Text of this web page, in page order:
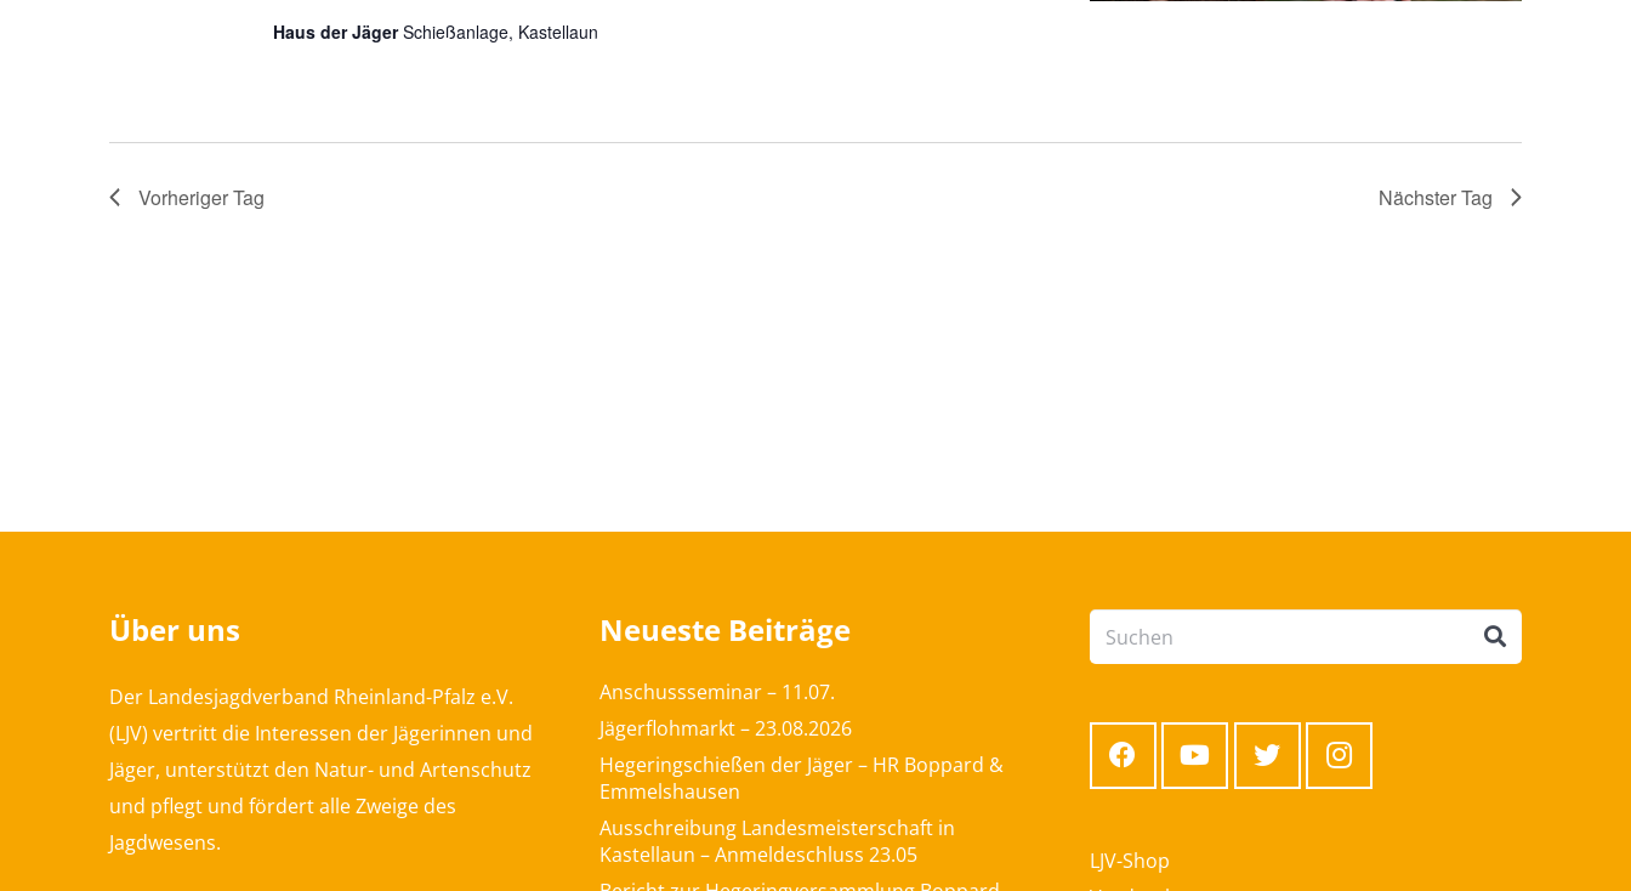
Haus der JägerSchießanlage, Kastellaun
Vorheriger Tag Nächster Tag
Über uns
Der Landesjagdverband Rheinland-Pfalz e.V.
(LJV) vertritt die Interessen der Jägerinnen und
Jäger, unterstützt den Natur- und Artenschutz
und pflegt und fördert alle Zweige des
Jagdwesens.
Neueste Beiträge
Anschussseminar – 11.07.
Jägerflohmarkt – 23.08.2026
Hegeringschießen der Jäger – HR Boppard &
Emmelshausen
Ausschreibung Landesmeisterschaft in
Kastellaun – Anmeldeschluss 23.05
LJV-Shop